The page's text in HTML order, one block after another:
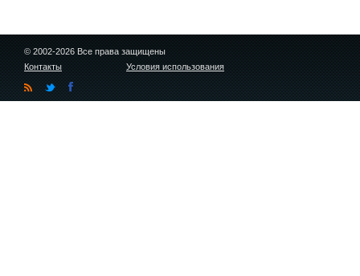
© 2002-2026 Все права защищены
Контакты
Условия использования